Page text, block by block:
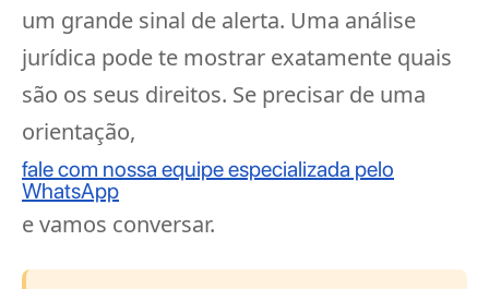
um grande sinal de alerta. Uma análise
jurídica pode te mostrar exatamente quais
são os seus direitos. Se precisar de uma
orientação,
fale com nossa equipe especializada pelo
WhatsApp
e vamos conversar.